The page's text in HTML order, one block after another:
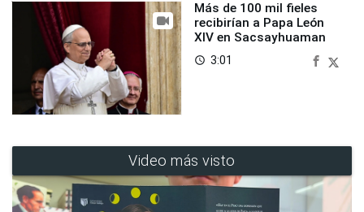
Más de 100 mil fieles
recibirían a Papa León
XIV en Sacsayhuaman
access_time 3:01
Video más visto